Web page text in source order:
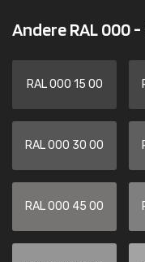
Andere RAL 000 -
RAL 000 15 00
RAL 000 30 00
RAL 000 45 00